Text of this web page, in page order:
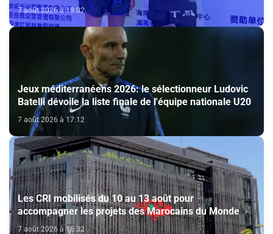
7 août 2026 à 18:02
Jeux méditerranéens 2026: le sélectionneur Ludovic
Batelli dévoile la liste finale de l'équipe nationale U20
7 août 2026 à 17:12
Les CRI mobilisés du 10 au 13 août pour
accompagner les projets des Marocains du Monde
7 août 2026 à 16:32